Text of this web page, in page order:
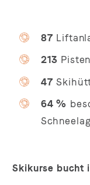
87
213
47
64 %
Skikurse bucht